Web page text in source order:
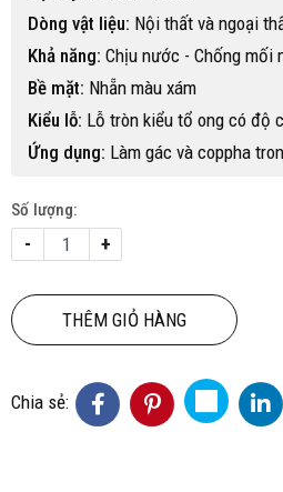
Dòng vật liệu: Nội thất và ngoại
Khả năng: Chịu nước - Chống mối
Bề mặt: Nhẵn màu xám
Kiểu lỗ: Lỗ tròn kiểu tổ ong có độ
Ứng dụng: Làm gác và coppha
Số lượng:
- +
THÊM GIỎ HÀNG
Chia sẻ: